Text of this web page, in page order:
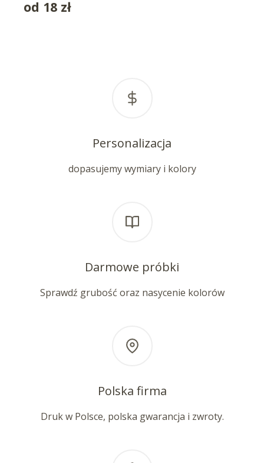
od 18 zł
Personalizacja
dopasujemy wymiary i kolory
Darmowe próbki
Sprawdź grubość oraz nasycenie kolorów
Polska firma
Druk w Polsce, polska gwarancja i zwroty.